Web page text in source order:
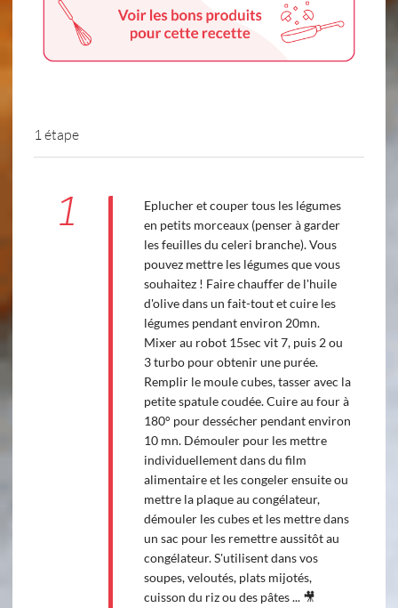
1 étape
1
Eplucher et couper tous les légumes
en petits morceaux (penser à garder
les feuilles du celeri branche). Vous
pouvez mettre les légumes que vous
souhaitez ! Faire chauffer de l'huile
d'olive dans un fait-tout et cuire les
légumes pendant environ 20mn.
Mixer au robot 15sec vit 7, puis 2 ou
3 turbo pour obtenir une purée.
Remplir le moule cubes, tasser avec la
petite spatule coudée. Cuire au four à
180° pour dessécher pendant environ
10 mn. Démouler pour les mettre
individuellement dans du film
alimentaire et les congeler ensuite ou
mettre la plaque au congélateur,
démouler les cubes et les mettre dans
un sac pour les remettre aussitôt au
congélateur. S'utilisent dans vos
soupes, veloutés, plats mijotés,
cuisson du riz ou des pâtes ... 🎥